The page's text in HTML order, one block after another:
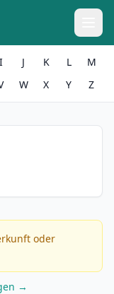
I J K L
M
W X Y Z
oder
→